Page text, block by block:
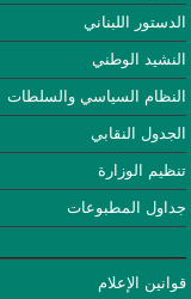
الدستور اللبناني
النشيد الوطني
النظام السياسي والسلطات
الجدول النقابي
تنظيم الوزارة
جداول المطبوعات
قوانين الإعلام